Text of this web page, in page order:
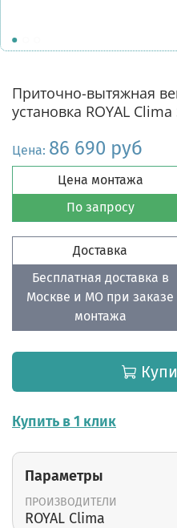
Приточно-вытяжная
установка ROYAL
Цена: 86 690 руб
Цена монтажа
По запросу
Доставка
Бесплатная доставка в
Москве и МО при заказе
монтажа
Купить в 1 клик
Параметры
ПРОИЗВОДИТЕЛИ
ROYAL Clima